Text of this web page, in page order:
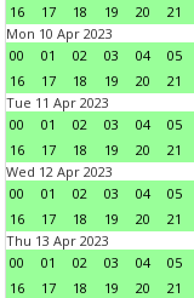
16
17 18 19 20 21
Mon 10 Apr 2023
00
01 02 03 04 05
16
17 18 19 20 21
Tue 11 Apr 2023
00
01 02 03 04 05
16
17 18 19 20 21
Wed 12 Apr 2023
00
01 02 03 04 05
16
17 18 19 20 21
Thu 13 Apr 2023
00
01 02 03 04 05
16
17 18 19 20 21